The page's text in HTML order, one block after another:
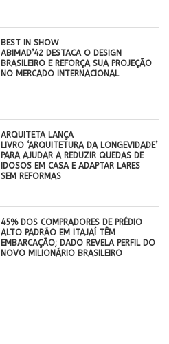
BEST IN SHOW
ABIMAD’42 DESTACA O DESIGN
BRASILEIRO E REFORÇA SUA PROJEÇÃO
NO MERCADO INTERNACIONAL
ARQUITETA LANÇA
LIVRO ‘ARQUITETURA DA LONGEVIDADE’
PARA AJUDAR A REDUZIR QUEDAS DE
IDOSOS EM CASA E ADAPTAR LARES
SEM REFORMAS
45% DOS COMPRADORES DE PRÉDIO
ALTO PADRÃO EM ITAJAÍ TÊM
EMBARCAÇÃO; DADO REVELA PERFIL DO
NOVO MILIONÁRIO BRASILEIRO